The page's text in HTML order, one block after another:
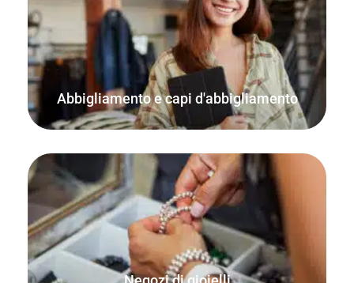
Abbigliamento e capi d'abbigliamento
FooSales ha un supporto integrato per le variazioni
WooCommerce, perfetto per la vendita di vestiti e
abbigliamento.
Vendete i vostri gioielli sia online che dal vostro negozio
fisico, da casa o dal mercato.